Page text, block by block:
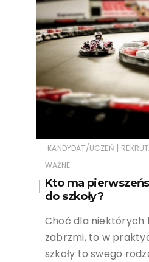
KANDYDAT/UCZEŃ |
WAŻNE
Kto ma
do szkoły?
Choć dla niektórych
zabrzmi, to w
szkoły to swego